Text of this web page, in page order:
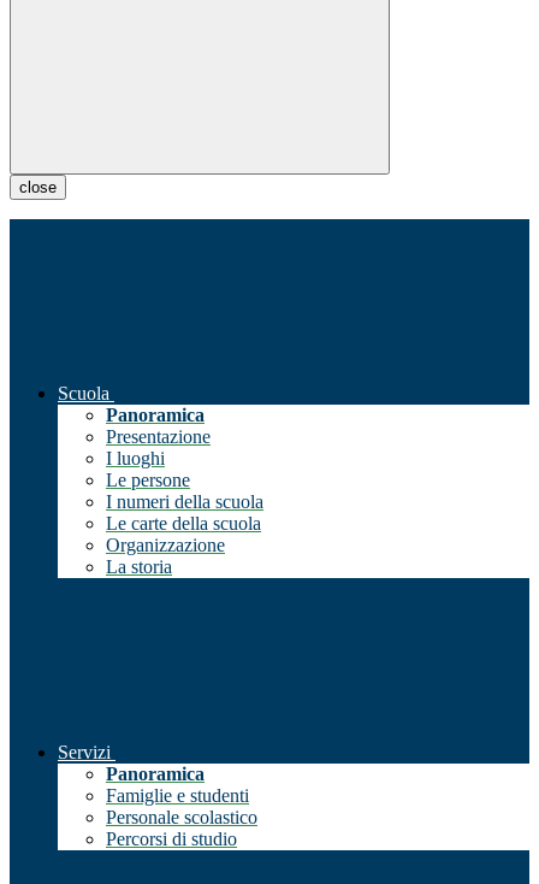
close
Scuola
Panoramica
Presentazione
I luoghi
Le persone
I numeri della scuola
Le carte della scuola
Organizzazione
La storia
Servizi
Panoramica
Famiglie e studenti
Personale scolastico
Percorsi di studio